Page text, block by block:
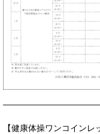
【健康体操ワンコイン